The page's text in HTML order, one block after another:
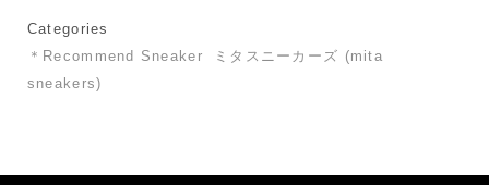
Categories
＊Recommend Sneaker
ミタスニーカーズ (mita
sneakers)